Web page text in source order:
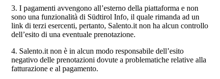
3. I pagamenti avvengono all’esterno della piattaforma e non
sono una funzionalità di Südtirol Info, il quale rimanda ad un
link di terzi esercenti, pertanto, Salento.it non ha alcun controllo
dell’esito di una eventuale prenotazione.
4. Salento.it non è in alcun modo responsabile dell’esito
negativo delle prenotazioni dovute a problematiche relative alla
fatturazione e al pagamento.